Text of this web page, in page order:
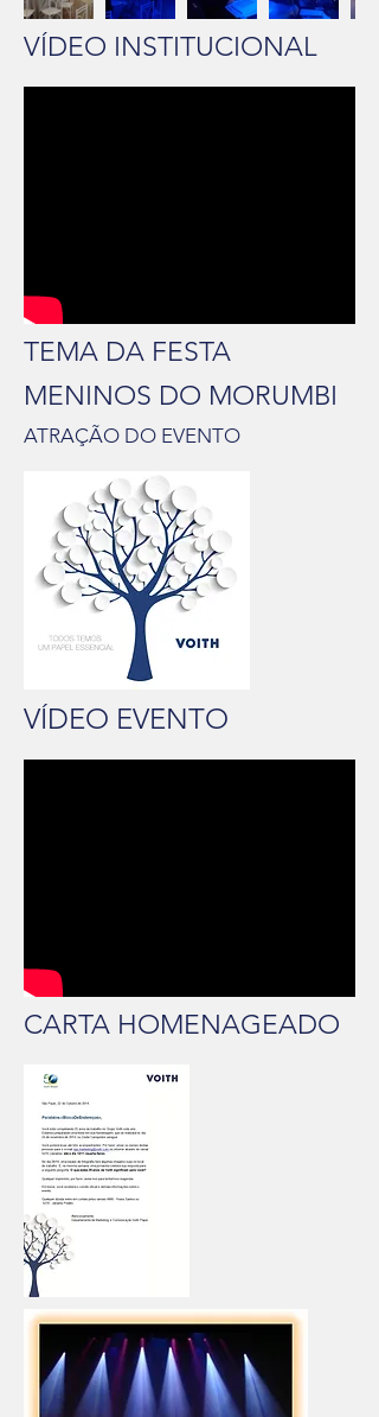
VÍDEO INSTITUCIONAL
TEMA DA FESTA
MENINOS DO MORUMBI
ATRAÇÃO DO EVENTO
VÍDEO EVENTO
CARTA HOMENAGEADO